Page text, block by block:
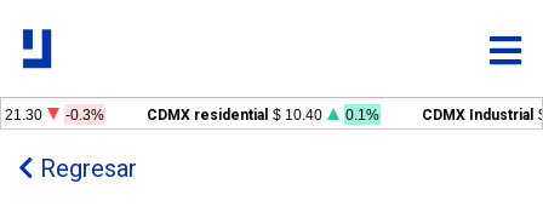
-0.3% CDMX residential $ 10.40 0.1% CDMX Industrial $
Regresar